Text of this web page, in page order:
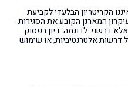
הקריטריון הבלעדי לקביעת
המארגן הקובע את הסגירות
דרשני. לדוגמה: דיון בפסוק
אלטרנטיביות, או שימוש